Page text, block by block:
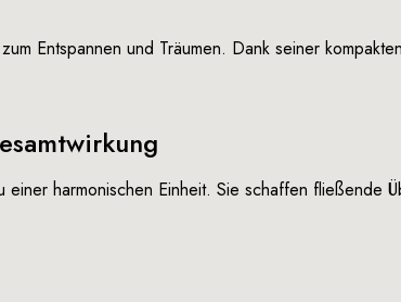
Entspannen und Träumen. Dank seiner
harmonischen Einheit. Sie schaffen fließende